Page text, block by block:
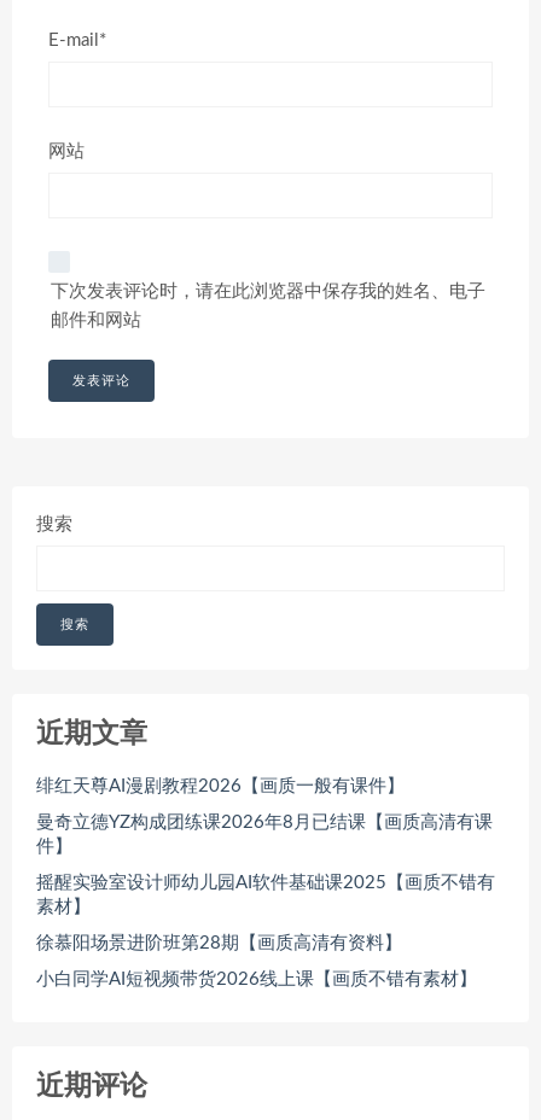
E-mail*
网站
下次发表评论时，请在此浏览器中保存我的姓名、电子
邮件和网站
搜索
搜索
近期文章
绯红天尊AI漫剧教程2026【画质一般有课件】
曼奇立德YZ构成团练课2026年8月已结课【画质高清有课
件】
摇醒实验室设计师幼儿园AI软件基础课2025【画质不错有
素材】
徐慕阳场景进阶班第28期【画质高清有资料】
小白同学AI短视频带货2026线上课【画质不错有素材】
近期评论